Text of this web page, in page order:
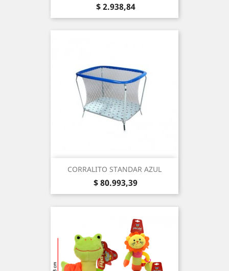
Precio
$ 2.938,84
CORRALITO STANDAR AZUL
Precio
$ 80.993,39